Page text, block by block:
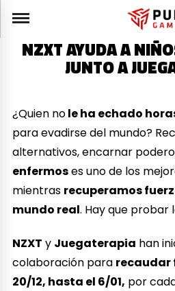
NZXT AYUDA A
JUNTO A
¿Quien nole ha echado
para evadirse del mundo?
alternativos, encarnar
enfermoses uno de los
mientras recuperamos
mundo real. Hay que probar
NZXT y Juegaterapia han
colaboración para recaudar
20/12, hasta el 6/01, por